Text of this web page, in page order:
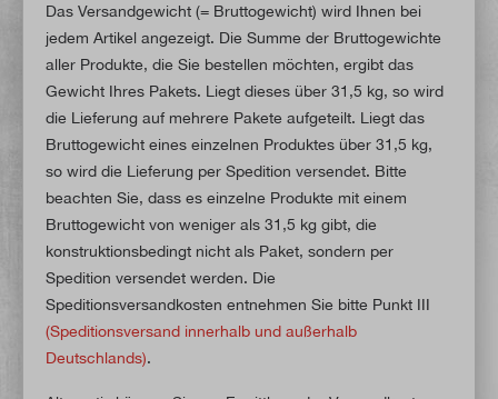
Das Versandgewicht (= Bruttogewicht) wird Ihnen bei
jedem Artikel angezeigt. Die Summe der Bruttogewichte
aller Produkte, die Sie bestellen möchten, ergibt das
Gewicht Ihres Pakets. Liegt dieses über 31,5 kg, so wird
die Lieferung auf mehrere Pakete aufgeteilt. Liegt das
Bruttogewicht eines einzelnen Produktes über 31,5 kg,
so wird die Lieferung per Spedition versendet. Bitte
beachten Sie, dass es einzelne Produkte mit einem
Bruttogewicht von weniger als 31,5 kg gibt, die
konstruktionsbedingt nicht als Paket, sondern per
Spedition versendet werden. Die
Speditionsversandkosten entnehmen Sie bitte Punkt III
(Speditionsversand innerhalb und außerhalb
Deutschlands).